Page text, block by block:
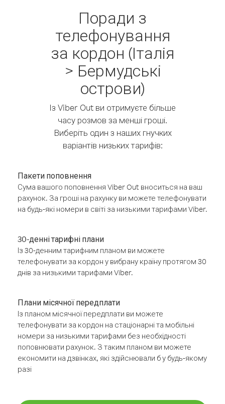
Поради з
телефонування
за кордон (Італія
> Бермудські
острови)
Із Viber Out ви отримуєте більше
часу розмов за менші гроші.
Виберіть один з наших гнучких
варіантів низьких тарифів:
Пакети поповнення
Сума вашого поповнення Viber Out вноситься на ваш
рахунок. За гроші на рахунку ви можете телефонувати
на будь-які номери в світі за низькими тарифами Viber.
30-денні тарифні плани
Із 30-денним тарифним планом ви можете
телефонувати за кордон у вибрану країну протягом 30
днів за низькими тарифами Viber.
Плани місячної передплати
Із планом місячної передплати ви можете
телефонувати за кордон на стаціонарні та мобільні
номери за низькими тарифами без необхідності
поповнювати рахунок. З таким планом ви можете
економити на дзвінках, які здійснювали б у будь-якому
разі